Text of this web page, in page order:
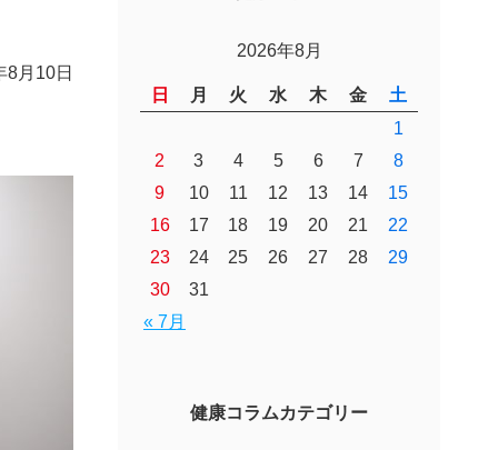
8月10日
2026年8月
日 月 火 水 木 金 土
« 7月
1
2
3 4 5 6 7
8
9
10 11 12 13 14
15
16
17 18 19 20 21
22
23
24 25 26 27 28
29
30
31
健康コラムカテゴリー